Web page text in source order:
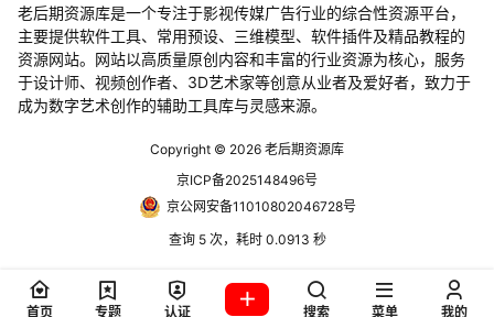
老后期资源库是一个专注于影视传媒广告行业的综合性资源平台，
主要提供软件工具、常用预设、三维模型、软件插件及精品教程的
资源网站。网站以高质量原创内容和丰富的行业资源为核心，服务
于设计师、视频创作者、3D艺术家等创意从业者及爱好者，致力于
成为数字艺术创作的辅助工具库与灵感来源。
Copyright © 2026 老后期资源库
京ICP备2025148496号
京公网安备11010802046728号
查询 5 次，耗时 0.0913 秒
首页 专题 认证 搜索 菜单 我的